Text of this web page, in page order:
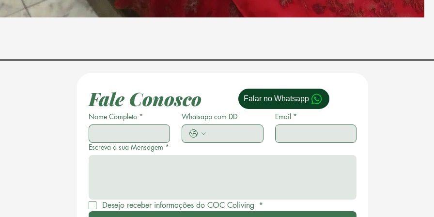
Fale Conosco
Nome Completo * Whatsapp com DD Email *
Escreva a sua Mensagem *
Desejo receber informações do COC Coliving *
Falar no Whatsapp